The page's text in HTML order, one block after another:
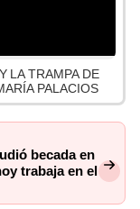
LA TRAMPA DE
PALACIOS
becada en
trabaja en el